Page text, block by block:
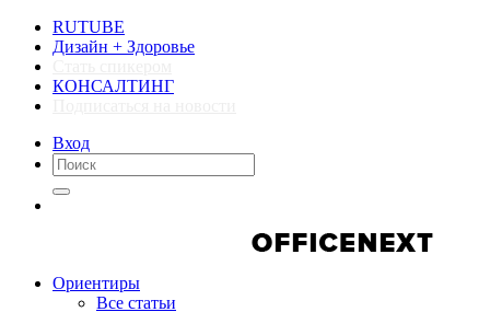
RUTUBE
Дизайн + Здоровье
КОНСАЛТИНГ
Вход
Ориентиры
Все статьи